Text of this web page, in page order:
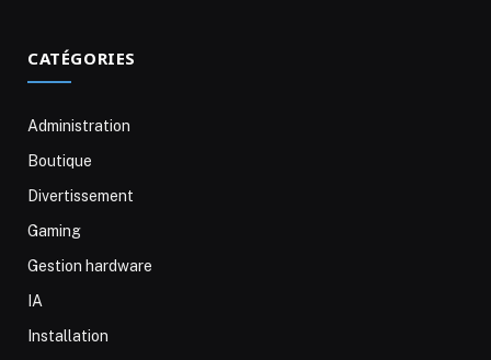
CATÉGORIES
Administration
Boutique
Divertissement
Gaming
Gestion hardware
IA
Installation